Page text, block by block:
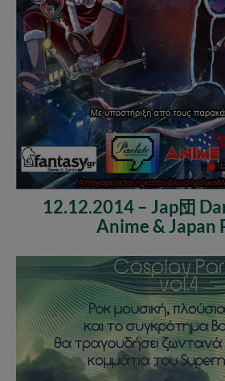
12.12.2014 – Jap団
Anime & Japan